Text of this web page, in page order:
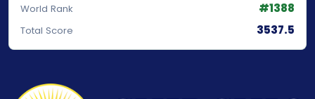
World Rank #1388
Total Score 3537.5